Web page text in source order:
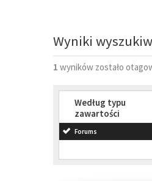
Wyniki
1 wyników zostało
Według typu
zawartości
Forums